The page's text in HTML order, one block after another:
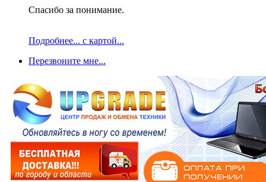
Спасибо за понимание.
Подробнее... с картой...
Перезвоните мне...